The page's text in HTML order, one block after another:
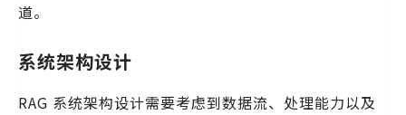
道。
系统架构设计
RAG 系统架构设计需要考虑到数据流、处理能力以及